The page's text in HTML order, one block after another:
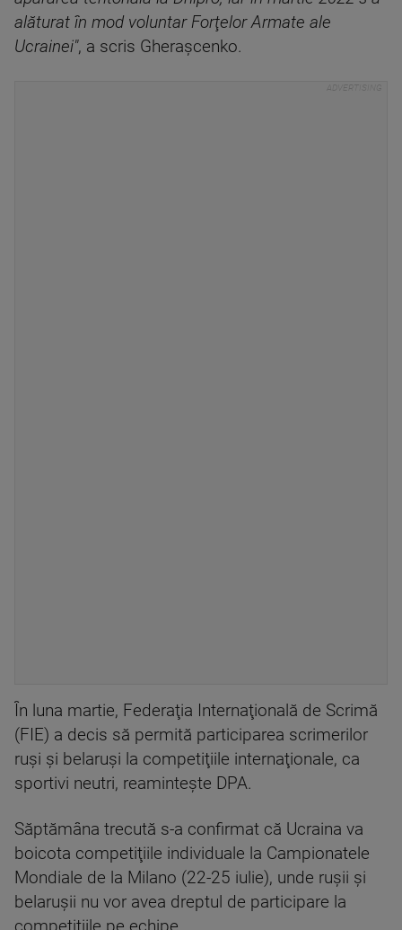
alăturat în mod voluntar Forţelor Armate ale
Ucrainei", a scris Gheraşcenko.
În luna martie, Federaţia Internaţională de Scrimă
(FIE) a decis să permită participarea scrimerilor
ruşi şi belaruşi la competiţiile internaţionale, ca
sportivi neutri, reaminteşte DPA.
Săptămâna trecută s-a confirmat că Ucraina va
boicota competiţiile individuale la Campionatele
Mondiale de la Milano (22-25 iulie), unde ruşii şi
belaruşii nu vor avea dreptul de participare la